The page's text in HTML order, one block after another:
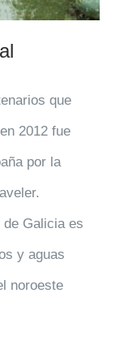
que
2012 fue
por la
de Galicia es
y aguas
noroeste